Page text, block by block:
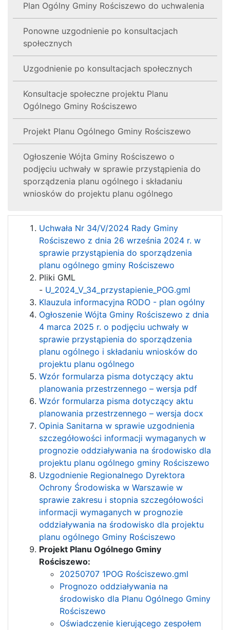
Plan Ogólny Gminy Rościszewo do uchwalenia
Ponowne uzgodnienie po konsultacjach
społecznych
Uzgodnienie po konsultacjach społecznych
Konsultacje społeczne projektu Planu
Ogólnego Gminy Rościszewo
Projekt Planu Ogólnego Gminy Rościszewo
Ogłoszenie Wójta Gminy Rościszewo o
podjęciu uchwały w sprawie przystąpienia do
sporządzenia planu ogólnego i składaniu
wniosków do projektu planu ogólnego
Uchwała Nr 34/V/2024 Rady Gminy
Rościszewo z dnia 26 września 2024 r. w
sprawie przystąpienia do sporządzenia
planu ogólnego gminy Rościszewo
Pliki GML
- U_2024_V_34_przystapienie_POG.gml
Klauzula informacyjna RODO - plan ogólny
Ogłoszenie Wójta Gminy Rościszewo z dnia
4 marca 2025 r. o podjęciu uchwały w
sprawie przystąpienia do sporządzenia
planu ogólnego i składaniu wniosków do
projektu planu ogólnego
Wzór formularza pisma dotyczący aktu
planowania przestrzennego – wersja pdf
Wzór formularza pisma dotyczący aktu
planowania przestrzennego – wersja docx
Opinia Sanitarna w sprawie uzgodnienia
szczegółowości informacji wymaganych w
prognozie oddziaływania na środowisko dla
projektu planu ogólnego gminy Rościszewo
Uzgodnienie Regionalnego Dyrektora
Ochrony Środowiska w Warszawie w
sprawie zakresu i stopnia szczegółowości
informacji wymaganych w prognozie
oddziaływania na środowisko dla projektu
planu ogólnego Gminy Rościszewo
Projekt Planu Ogólnego Gminy
Rościszewo:
20250707 1POG Rościszewo.gml
Prognozo oddziaływania na
środowisko dla Planu Ogólnego Gminy
Rościszewo
Oświadczenie kierującego zespołem